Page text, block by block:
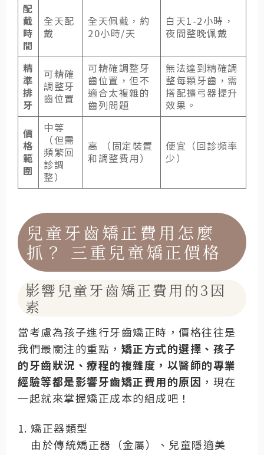
配
戴
時
間
全天配
戴
全天佩戴，約
20小時/天
白天1-2小時，
夜間整晚佩戴
精
準
排
牙
可精確
調整牙
齒位置
可精確調整牙
齒位置，但不
適合太複雜的
齒列問題
無法達到精確調
整每顆牙齒，需
搭配擴弓器提升
效果。
價
格
範
圍
中等
（但需
頻繁回
診調
整）
高 （固定裝置
和調整費用）
便宜（回診頻率
少）
兒童牙齒矯正費用怎麼
抓？ 三重兒童矯正價格
影響兒童牙齒矯正費用的3因
素
當考慮為孩子進行牙齒矯正時，價格往往是
我們最關注的重點， 矯正方式的選擇、孩子
的牙齒狀況、療程的複雜度，以醫師的專業
經驗等都是影響牙齒矯正費用的原因 ，現在
一起就來掌握矯正成本的組成吧！
矯正器類型
由於傳統矯正器（金屬）、兒童隱適美